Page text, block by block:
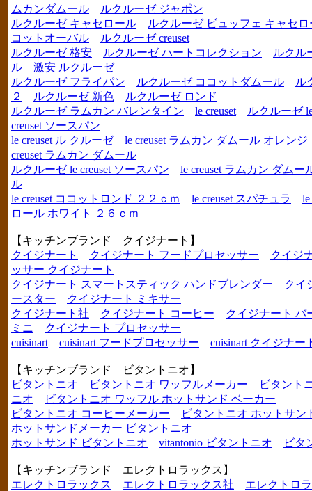
ムカンダムール
ルクルーゼ ジャポン
ルクルーゼ キャセロール
ルクルーゼ ビュッフェ キャセロ
コットオーバル
ルクルーゼ creuset
ルクルーゼ 格安
ルクルーゼ ハートコレクション
ルクル
ル
激安 ルクルーゼ
ルクルーゼ フライパン
ルクルーゼ ココットダムール
ル
２
ルクルーゼ 新色
ルクルーゼ ロンド
ルクルーゼ ラムカン バレンタイン
le creuset
ルクルーゼ
creuset ソースパン
le creuset ル クルーゼ
le creuset ラムカン ダムール オレンジ
creuset ラムカン ダムール
ルクルーゼ le creuset ソースパン
le creuset ラムカン ダム
ル
le creuset ココットロンド ２２ｃｍ
le creuset スパチュラ
le
ロール ホワイト ２６ｃｍ
【キッチンブランド クイジナート】
クイジナート
クイジナート フードプロセッサー
クイジ
ッサー クイジナート
クイジナート スマートスティック ハンドブレンダー
クイ
ースター
クイジナート ミキサー
クイジナート社
クイジナート コーヒー
クイジナート バ
ミニ
クイジナート プロセッサー
cuisinart
cuisinart フードプロセッサー cuisinart クイジナー
【キッチンブランド ビタントニオ】
ビタントニオ
ビタントニオ ワッフルメーカー
ビタント
ニオ
ビタントニオ ワッフル ホットサンド ベーカー
ビタントニオ コーヒーメーカー
ビタントニオ ホットサン
ホットサンドメーカー ビタントニオ
ホットサンド ビタントニオ
vitantonio ビタントニオ ビタ
【キッチンブランド エレクトロラックス】
エレクトロラックス
エレクトロラックス社
エレクトロ